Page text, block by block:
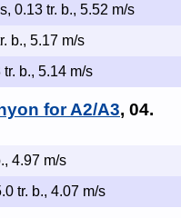
0.13 tr. b., 5.52 m/s
b., 5.17 m/s
b., 5.14 m/s
for A2/A3, 04.
4.97 m/s
tr. b., 4.07 m/s